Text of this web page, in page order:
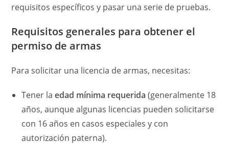
requisitos específicos y pasar una serie de pruebas.
Requisitos generales para obtener el
permiso de armas
Para solicitar una licencia de armas, necesitas:
Tener laedad mínima requerida (generalmente 18
años, aunque algunas licencias pueden solicitarse
con 16 años en casos especiales y con
autorización paterna).